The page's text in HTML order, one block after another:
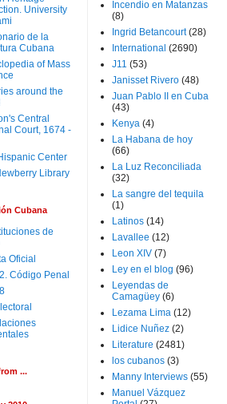
University
de la
Cubana
of Mass
around the
Central
Court, 1674 -
Center
Library
Cubana
de
Oficial
Código Penal
...
Incendio en Matanzas
(8)
Ingrid Betancourt (28)
International (2690)
J11 (53)
Janisset Rivero (48)
Juan Pablo II en Cuba
(43)
Kenya (4)
La Habana de hoy
(66)
La Luz Reconciliada
(32)
La sangre del tequila
(1)
Latinos (14)
Lavallee (12)
Leon XIV (7)
Ley en el blog (96)
Leyendas de
Camagüey (6)
Lezama Lima (12)
Lidice Nuñez (2)
Literature (2481)
los cubanos (3)
Manny Interviews (55)
Manuel Vázquez